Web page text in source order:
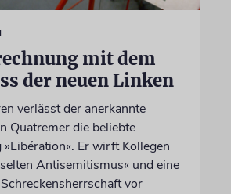
mit dem
der neuen Linken
verlässt der anerkannte
Quatremer die beliebte
»Libération«. Er wirft Kollegen
Antisemitismus« und eine
vor